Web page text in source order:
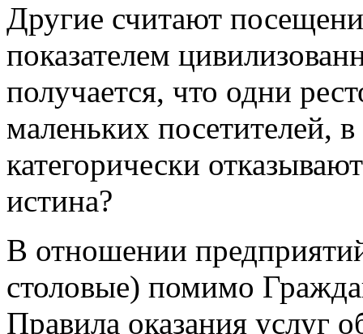
Другие считают
показателем
получается, что одни
маленьких посетителей,
категорически
истина?
В отношении
столовые) помимо
Правила оказания услуг